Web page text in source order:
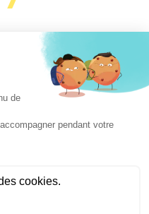
expertises